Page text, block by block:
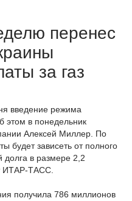
перенес
за газ
введение режима
этом в понедельник
Алексей Миллер. По
будет зависеть от полного
долга в размере 2,2
ИТАР-ТАСС.
получила 786 миллионов